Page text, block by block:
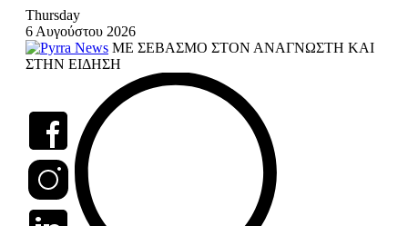
Skip
content
Thursday
6 Αυγούστου 2026
ΜΕ ΣΕΒΑΣΜΟ ΣΤΟΝ ΑΝΑΓΝΩΣΤΗ ΚΑΙ
ΣΤΗΝ ΕΙΔΗΣΗ